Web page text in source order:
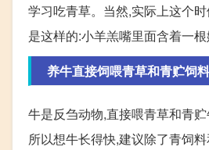
学习吃青草。当然,实际上这个
是这样的:小羊羔嘴里面含着一
养牛直接饲喂青草和青贮饲
牛是反刍动物,直接喂青草和青
所以想牛长得快,建议除了青饲